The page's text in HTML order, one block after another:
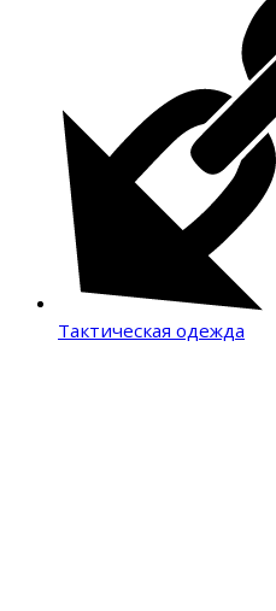
Тактическая одежда